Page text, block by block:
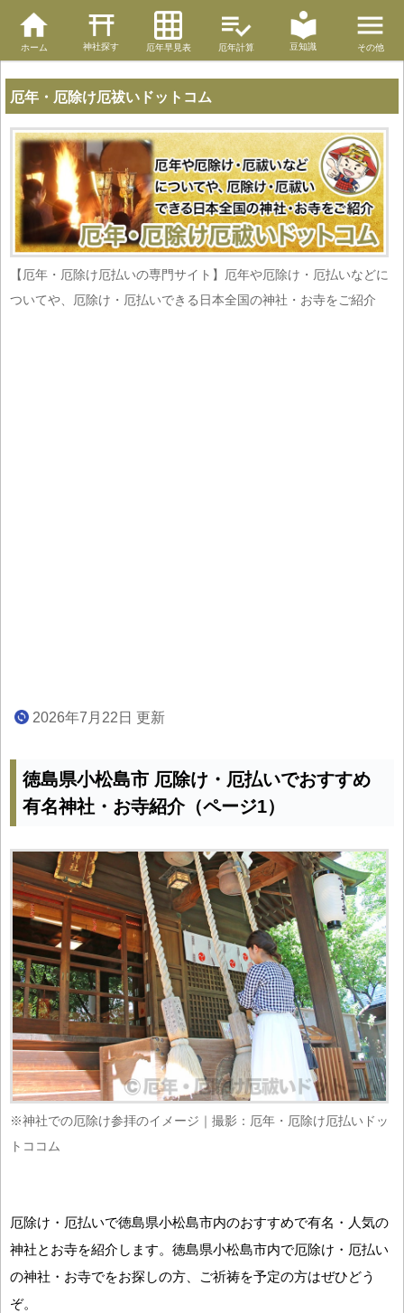
ホーム 神社探す 厄年早見表 厄年計算 豆知識 その他
厄年・厄除け厄祓いドットコム
【厄年・厄除け厄払いの専門サイト】厄年や厄除け・厄払いなどに
ついてや、厄除け・厄払いできる日本全国の神社・お寺をご紹介
2026年7月22日 更新
徳島県小松島市 厄除け・厄払いでおすすめ
有名神社・お寺紹介（ページ1）
※神社での厄除け参拝のイメージ｜撮影：厄年・厄除け厄払いドッ
トココム
厄除け・厄払いで徳島県小松島市内のおすすめで有名・人気の
神社とお寺を紹介します。徳島県小松島市内で厄除け・厄払い
の神社・お寺でをお探しの方、ご祈祷を予定の方はぜひどう
ぞ。